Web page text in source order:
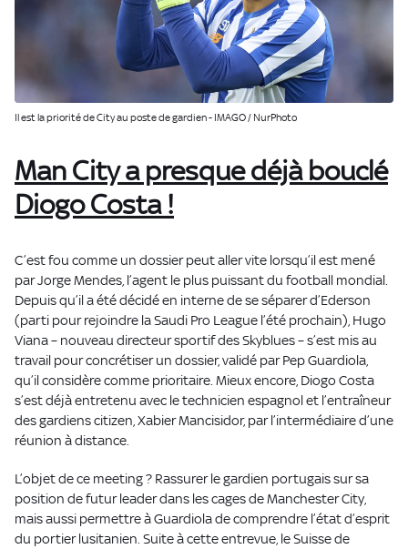
Il est la priorité de City au poste de gardien - IMAGO / NurPhoto
Man City a presque déjà bouclé
Diogo Costa !
C’est fou comme un dossier peut aller vite lorsqu’il est mené
par Jorge Mendes, l’agent le plus puissant du football mondial.
Depuis qu’il a été décidé en interne de se séparer d’Ederson
(parti pour rejoindre la Saudi Pro League l’été prochain), Hugo
Viana – nouveau directeur sportif des Skyblues – s’est mis au
travail pour concrétiser un dossier, validé par Pep Guardiola,
qu’il considère comme prioritaire. Mieux encore, Diogo Costa
s’est déjà entretenu avec le technicien espagnol et l’entraîneur
des gardiens citizen, Xabier Mancisidor, par l’intermédiaire d’une
réunion à distance.
L’objet de ce meeting ? Rassurer le gardien portugais sur sa
position de futur leader dans les cages de Manchester City,
mais aussi permettre à Guardiola de comprendre l’état d’esprit
du portier lusitanien. Suite à cette entrevue, le Suisse de